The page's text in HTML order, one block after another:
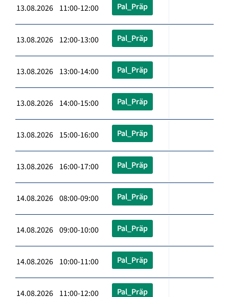
13.08.2026 11:00-12:00 Pal_Präp
13.08.2026 12:00-13:00 Pal_Präp
13.08.2026 13:00-14:00 Pal_Präp
13.08.2026 14:00-15:00 Pal_Präp
13.08.2026 15:00-16:00 Pal_Präp
13.08.2026 16:00-17:00 Pal_Präp
14.08.2026 08:00-09:00 Pal_Präp
14.08.2026 09:00-10:00 Pal_Präp
14.08.2026 10:00-11:00 Pal_Präp
14.08.2026 11:00-12:00 Pal_Präp